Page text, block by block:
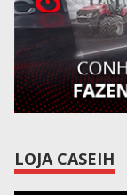
LOJA CASEIH